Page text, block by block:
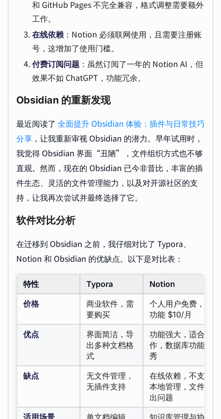
和 GitHub Pages 不完全兼容，格式调整需要额外
工作。
在线依赖 ：Notion 必须联网使用，且需要注册账
号，这增加了使用门槛。
付费订阅问题 ：虽然订阅了一年的 Notion AI，但
效果不如 ChatGPT，功能冗余。
Obsidian 的重新发现
最近阅读了 全面提升 Obsidian 体验：插件与日常技巧
分享 ，让我重新审视 Obsidian 的潜力。早年试用时，
我觉得 Obsidian 界面“丑陋”，文件组织方式也不够
直观。然而，现在的 Obsidian 已今非昔比，丰富的插
件生态、灵活的文件管理能力，以及对开源社区的支
持，让我再次尝试并最终选择了它。
软件对比分析
在迁移到 Obsidian 之前，我仔细对比了 Typora、
Notion 和 Obsidian 的优缺点。以下是对比表：
特性 Typora
Notion
价格
商业软件，需
要购买
个人用户免费，AI
功能 $10/月
优点
界面简洁，导
出多种文档格
式
功能强大，适合协
作，数据库功能优
秀
缺点
无文件管理，
无插件支持
在线依赖，不支持
本地管理，文件导
出问题